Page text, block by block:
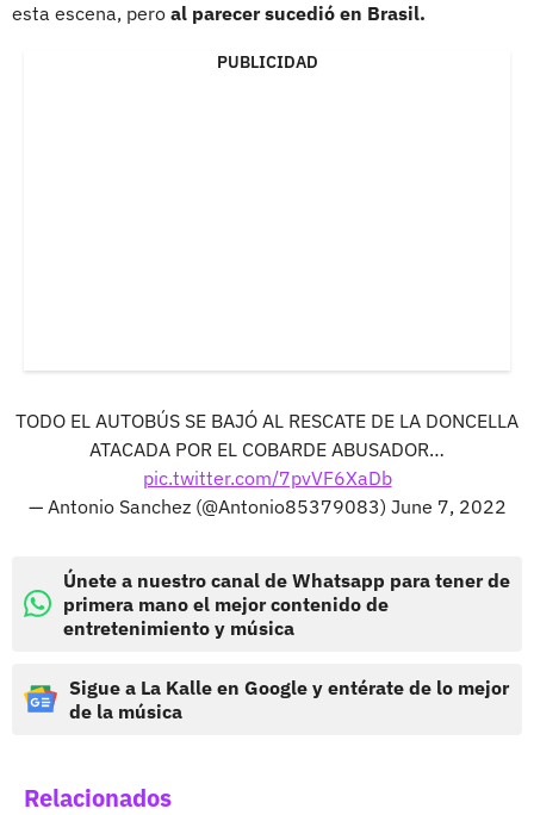
esta escena, pero al parecer sucedió en Brasil.
PUBLICIDAD
TODO EL AUTOBÚS SE BAJÓ AL RESCATE DE LA DONCELLA
ATACADA POR EL COBARDE ABUSADOR…
pic.twitter.com/7pvVF6XaDb
— Antonio Sanchez (@Antonio85379083) June 7, 2022
Únete a nuestro canal de Whatsapp para tener de
primera mano el mejor contenido de
entretenimiento y música
Sigue a La Kalle en Google y entérate de lo mejor
de la música
Relacionados